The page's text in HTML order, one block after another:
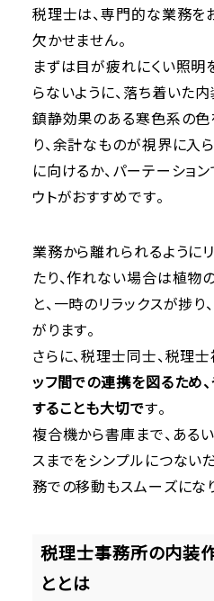
税理士は、専門的な業務を
欠かせません。
まずは目が疲れにくい照明
らないように、落ち着いた内
鎮静効果のある寒色系の
り、余計なものが視界に入
に向けるか、パーテーショ
ウトがおすすめです。
業務から離れられるように
たり、作れない場合は植物
と、一時のリラックスが捗
がります。
さらに、税理士同士、税理
ッフ間での連携を図るため
することも大切です。
複合機から書庫まで、ある
スまでをシンプルにつない
務での移動もスムーズにな
税理士事務所の内装
ととは